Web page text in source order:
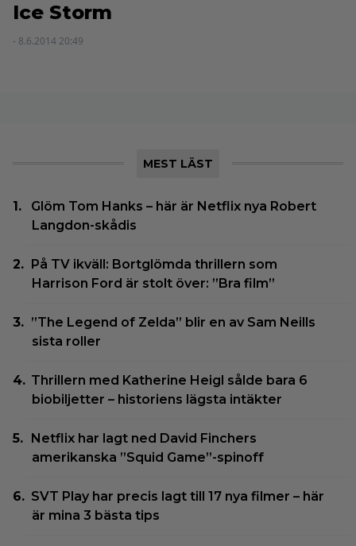
Ice Storm
- 8.6.2014 20:49
MEST LÄST
Glöm Tom Hanks – här är Netflix nya Robert
Langdon-skådis
På TV ikväll: Bortglömda thrillern som
Harrison Ford är stolt över: ”Bra film”
”The Legend of Zelda” blir en av Sam Neills
sista roller
Thrillern med Katherine Heigl sålde bara 6
biobiljetter – historiens lägsta intäkter
Netflix har lagt ned David Finchers
amerikanska ”Squid Game”-spinoff
SVT Play har precis lagt till 17 nya filmer – här
är mina 3 bästa tips